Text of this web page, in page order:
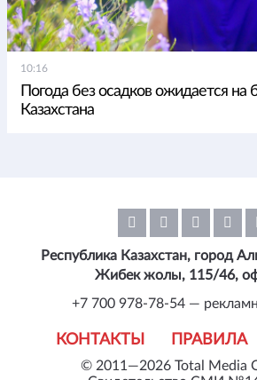
10:16
Погода без осадков ожидается на
Казахстана
© 2011—2026 Total Media
КОНТАКТЫ ПРАВИЛА
Республика Казахстан, город
Жибек жолы, 115/46,
+7 700 978-78-54 —